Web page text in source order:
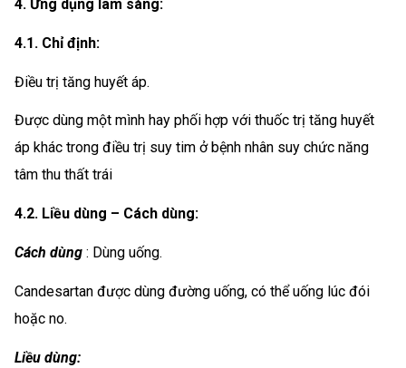
4. Ứng dụng lâm sàng:
4.1. Chỉ định:
Điều trị tăng huyết áp.
Được dùng một mình hay phối hợp với thuốc trị tăng huyết
áp khác trong điều trị suy tim ở bệnh nhân suy chức năng
tâm thu thất trái
4.2. Liều dùng – Cách dùng:
Cách dùng : Dùng uống.
Candesartan được dùng đường uống, có thể uống lúc đói
hoặc no.
Liều dùng: